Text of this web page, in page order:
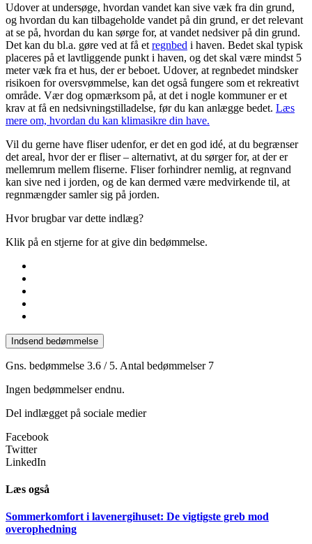
Udover at undersøge, hvordan vandet kan sive væk fra din grund,
og hvordan du kan tilbageholde vandet på din grund, er det relevant
at se på, hvordan du kan sørge for, at vandet nedsiver på din grund.
Det kan du bl.a. gøre ved at få et regnbed i haven. Bedet skal typisk
placeres på et lavtliggende punkt i haven, og det skal være mindst 5
meter væk fra et hus, der er beboet. Udover, at regnbedet mindsker
risikoen for oversvømmelse, kan det også fungere som et rekreativt
område. Vær dog opmærksom på, at det i nogle kommuner er et
krav at få en nedsivningstilladelse, før du kan anlægge bedet. Læs
mere om, hvordan du kan klimasikre din have.
Vil du gerne have fliser udenfor, er det en god idé, at du begrænser
det areal, hvor der er fliser – alternativt, at du sørger for, at der er
mellemrum mellem fliserne. Fliser forhindrer nemlig, at regnvand
kan sive ned i jorden, og de kan dermed være medvirkende til, at
regnmængder samler sig på jorden.
Hvor brugbar var dette indlæg?
Klik på en stjerne for at give din bedømmelse.
Indsend bedømmelse
Gns. bedømmelse 3.6 / 5. Antal bedømmelser 7
Ingen bedømmelser endnu.
Del indlægget på sociale medier
Facebook
Twitter
LinkedIn
Læs også
Sommerkomfort i lavenergihuset: De vigtigste greb mod
overophedning